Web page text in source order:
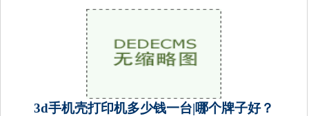
3d手机壳打印机多少钱一台|哪个牌子好？